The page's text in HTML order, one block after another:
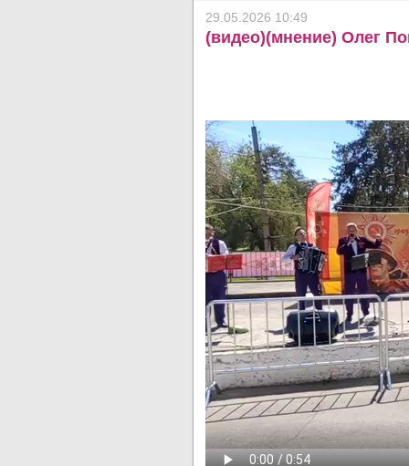
29.05.2026 10:49
(видео)(мнение) Олег